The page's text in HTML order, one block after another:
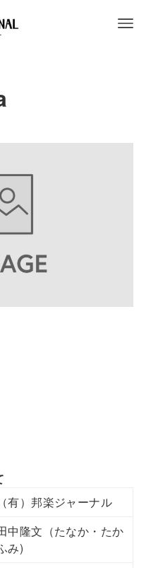
（有）邦楽ジャーナル
中隆文（たなか・たか
み)